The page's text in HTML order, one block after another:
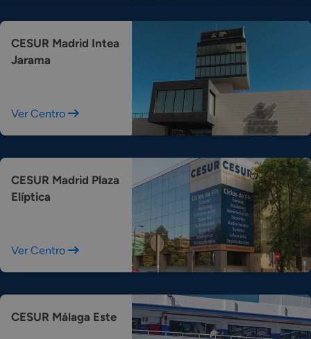
CESUR Madrid Intea
Jarama
Ver Centro
CESUR Madrid Plaza
Elíptica
Ver Centro
CESUR Málaga Este